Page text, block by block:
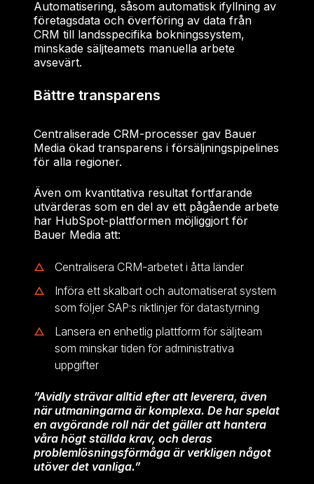
Automatisering, såsom automatisk ifyllning av
företagsdata och överföring av data från
CRM till landsspecifika bokningssystem,
minskade säljteamets manuella arbete
avsevärt.
Bättre transparens
Centraliserade CRM-processer gav Bauer
Media ökad transparens i försäljningspipelines
för alla regioner.
Även om kvantitativa resultat fortfarande
utvärderas som en del av ett pågående arbete
har HubSpot-plattformen möjliggjort för
Bauer Media att:
Centralisera CRM-arbetet i åtta länder
Införa ett skalbart och automatiserat system
som följer SAP:s riktlinjer för datastyrning
Lansera en enhetlig plattform för säljteam
som minskar tiden för administrativa
uppgifter
”Avidly strävar alltid efter att leverera, även
när utmaningarna är komplexa. De har spelat
en avgörande roll när det gäller att hantera
våra högt ställda krav, och deras
problemlösningsförmåga är verkligen något
utöver det vanliga.”